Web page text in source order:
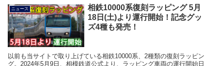
ニュース
相鉄10000系復刻ラッピング 5月
18日(土)より運行開始！記念グッ
ズ4種も発売！
以前も当サイトで取り上げている相鉄10000系、2種類の復刻ラッピン
グ。2024年5月9日、相模鉄道公式より、ラッピング車両の運行開始日